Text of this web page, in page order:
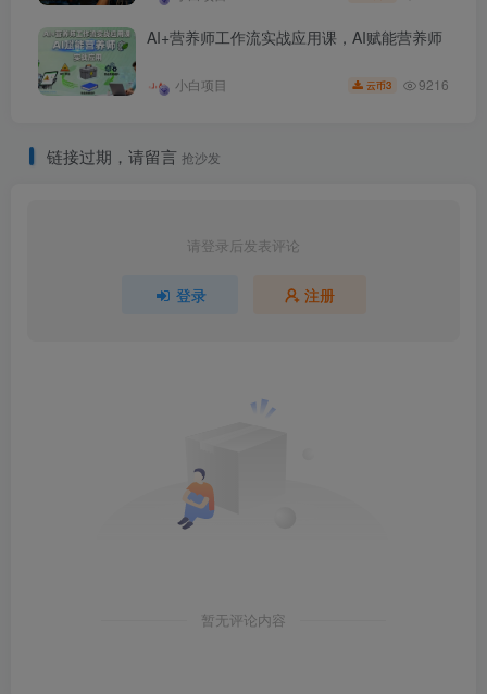
AI+营养师工作流实战应用课，AI赋能营养师
小白项目 云币3 9216
链接过期，请留言 抢沙发
请登录后发表评论
登录 注册
暂无评论内容